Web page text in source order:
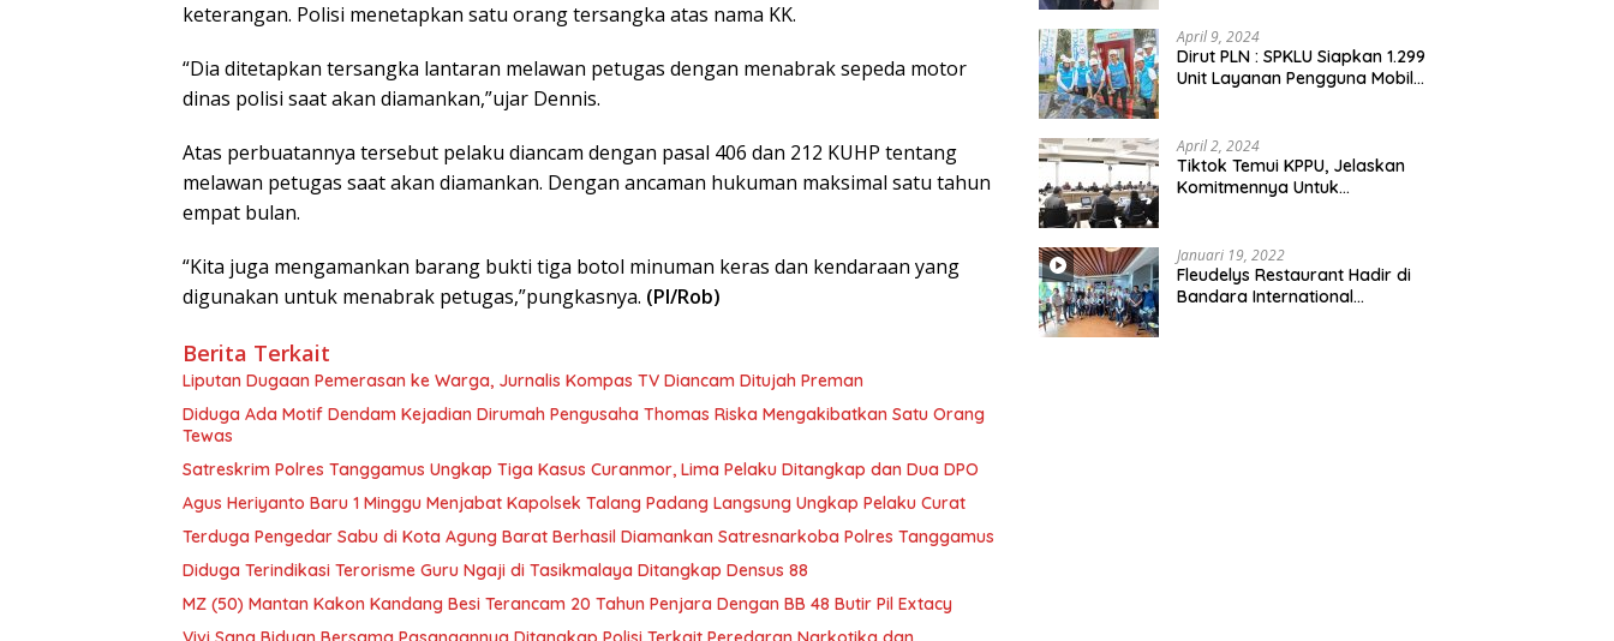
keterangan. Polisi menetapkan satu orang tersangka atas nama KK.
“Dia ditetapkan tersangka lantaran melawan petugas dengan menabrak sepeda motor
dinas polisi saat akan diamankan,”ujar Dennis.
Atas perbuatannya tersebut pelaku diancam dengan pasal 406 dan 212 KUHP tentang
melawan petugas saat akan diamankan. Dengan ancaman hukuman maksimal satu tahun
empat bulan.
“Kita juga mengamankan barang bukti tiga botol minuman keras dan kendaraan yang
digunakan untuk menabrak petugas,”pungkasnya. (PI/Rob)
Berita Terkait
Liputan Dugaan Pemerasan ke Warga, Jurnalis Kompas TV Diancam Ditujah Preman
Diduga Ada Motif Dendam Kejadian Dirumah Pengusaha Thomas Riska Mengakibatkan Satu Orang
Tewas
Satreskrim Polres Tanggamus Ungkap Tiga Kasus Curanmor, Lima Pelaku Ditangkap dan Dua DPO
Agus Heriyanto Baru 1 Minggu Menjabat Kapolsek Talang Padang Langsung Ungkap Pelaku Curat
Terduga Pengedar Sabu di Kota Agung Barat Berhasil Diamankan Satresnarkoba Polres Tanggamus
Diduga Terindikasi Terorisme Guru Ngaji di Tasikmalaya Ditangkap Densus 88
MZ (50) Mantan Kakon Kandang Besi Terancam 20 Tahun Penjara Dengan BB 48 Butir Pil Extacy
Dalam Pengawasan
April 9, 2024
Dirut PLN : SPKLU Siapkan 1.299
Unit Layanan Pengguna Mobil
April 2, 2024
Tiktok Temui KPPU, Jelaskan
Komitmennya Untuk
Januari 19, 2022
Fleudelys Restaurant Hadir di
Bandara International